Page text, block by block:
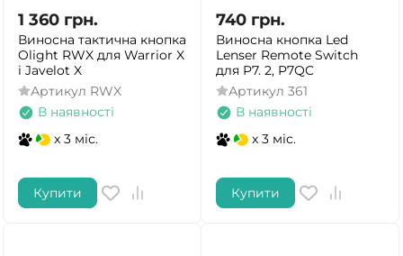
1 360 грн.
Виносна тактична кнопка
Olight RWX для Warrior X
і Javelot X
Артикул RWX
В наявності
x 3 міс.
Купити
740 грн.
Виносна кнопка Led
Lenser Remote Switch
для P7. 2, P7QC
Артикул 361
В наявності
x 3 міс.
Купити